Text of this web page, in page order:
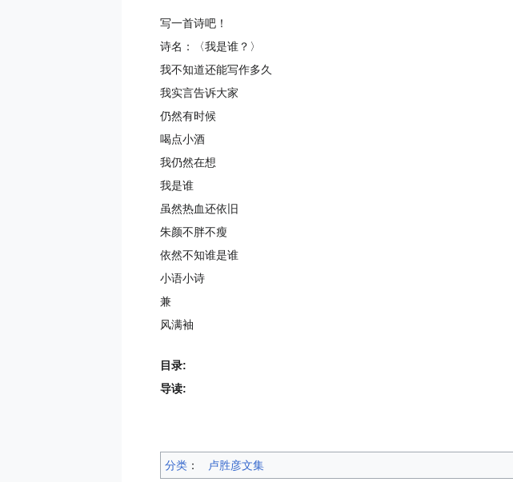
写一首诗吧！
诗名：〈我是谁？〉
我不知道还能写作多久
我实言告诉大家
仍然有时候
喝点小酒
我仍然在想
我是谁
虽然热血还依旧
朱颜不胖不瘦
依然不知谁是谁
小语小诗
兼
风满袖
目录:
导读:
分类 ：​ 卢胜彦文集